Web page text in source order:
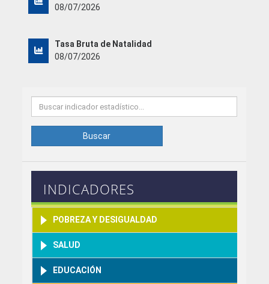
Buscar
INDICADORES
POBREZA Y DESIGUALDAD
SALUD
EDUCACIÓN
08/07/2026
Tasa Bruta de Natalidad
08/07/2026